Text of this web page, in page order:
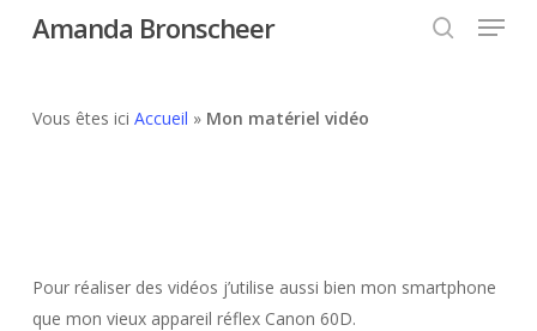
content
Amanda Bronscheer Menu
Vous êtes ici Accueil » Mon matériel vidéo
Pour réaliser des vidéos j’utilise aussi bien mon smartphone
que mon vieux appareil réflex Canon 60D.